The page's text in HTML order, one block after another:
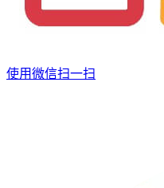
使用微信扫一扫